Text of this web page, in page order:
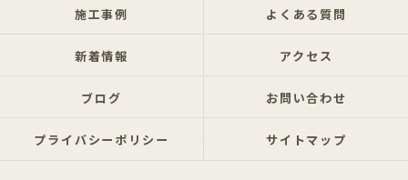
施工事例 よくある質問
新着情報 アクセス
ブログ お問い合わせ
プライバシーポリシー サイトマップ